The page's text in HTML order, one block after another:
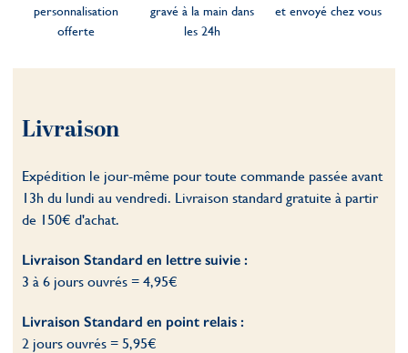
personnalisation
offerte
gravé à la main dans
les 24h
et envoyé chez vous
Livraison
Expédition le jour-même pour toute commande passée avant
13h du lundi au vendredi. Livraison standard gratuite à partir
de 150€ d'achat.
Livraison Standard en lettre suivie :
3 à 6 jours ouvrés = 4,95€
Livraison Standard en point relais :
2 jours ouvrés = 5,95€